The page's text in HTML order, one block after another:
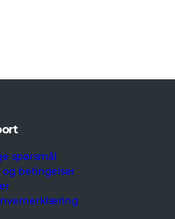
spørsmål
og betingelser